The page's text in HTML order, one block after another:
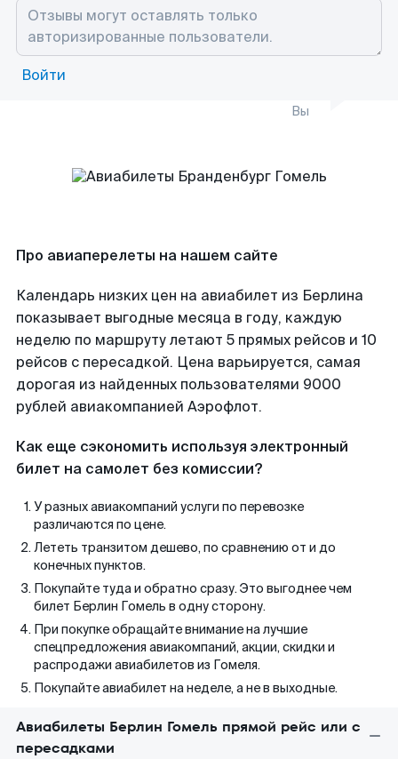
Войти
Вы
Про авиаперелеты на нашем сайте
Календарь низких цен на авиабилет из Берлина
показывает выгодные месяца в году, каждую
неделю по маршруту летают 5 прямых рейсов и 10
рейсов с пересадкой. Цена варьируется, самая
дорогая из найденных пользователями 9000
рублей авиакомпанией Аэрофлот.
Как еще сэкономить используя электронный
билет на самолет без комиссии?
У разных авиакомпаний услуги по перевозке
различаются по цене.
Лететь транзитом дешево, по сравнению от и до
конечных пунктов.
Покупайте туда и обратно сразу. Это выгоднее чем
билет Берлин Гомель в одну сторону.
При покупке обращайте внимание на лучшие
спецпредложения авиакомпаний, акции, скидки и
распродажи авиабилетов из Гомеля.
Покупайте авиабилет на неделе, а не в выходные.
Авиабилеты Берлин Гомель прямой рейс или с
пересадками